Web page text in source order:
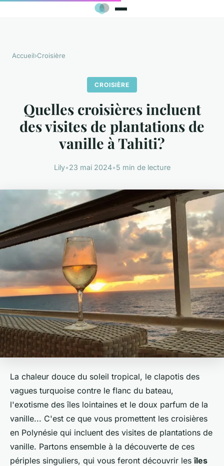
Accueil›Croisière
CROISIÈRE
Quelles croisières incluent
des visites de plantations de
vanille à Tahiti?
Lily•23 mai 2024•5 min de lecture
La chaleur douce du soleil tropical, le clapotis des
vagues turquoise contre le flanc du bateau,
l'exotisme des îles lointaines et le doux parfum de la
vanille... C'est ce que vous promettent les croisières
en Polynésie qui incluent des visites de plantations de
vanille. Partons ensemble à la découverte de ces
périples singuliers, qui vous feront découvrir lesîles